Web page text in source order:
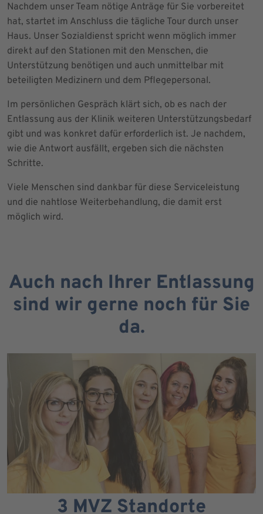
Nachdem unser Team nötige Anträge für Sie vorbereitet
hat, startet im Anschluss die tägliche Tour durch unser
Haus. Unser Sozialdienst spricht wenn möglich immer
direkt auf den Stationen mit den Menschen, die
Unterstützung benötigen und auch unmittelbar mit
beteiligten Medizinern und dem Pflegepersonal.
Im persönlichen Gespräch klärt sich, ob es nach der
Entlassung aus der Klinik weiteren Unterstützungsbedarf
gibt und was konkret dafür erforderlich ist. Je nachdem,
wie die Antwort ausfällt, ergeben sich die nächsten
Schritte.
Viele Menschen sind dankbar für diese Serviceleistung
und die nahtlose Weiterbehandlung, die damit erst
möglich wird.
Auch nach Ihrer Entlassung
sind wir gerne noch für Sie
da.
3 MVZ Standorte